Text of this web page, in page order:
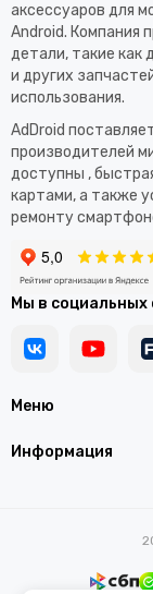
Меню
Информация
аксессуаров для
Android. Компания
детали, такие как
и других
использования.​
AdDroid
производителей
доступны ,
картами, а также
ремонту
Мы в социальных